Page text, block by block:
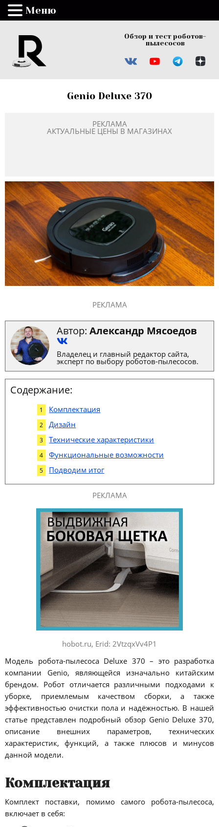
Обзор и тест роботов-
пылесосов
Genio Deluxe 370
РЕКЛАМА
АКТУАЛЬНЫЕ ЦЕНЫ В МАГАЗИНАХ
РЕКЛАМА
Автор: Александр Мясоедов
Владелец и главный редактор сайта,
эксперт по выбору роботов-пылесосов.
Содержание:
Комплектация
Дизайн
Технические характеристики
Функциональные возможности
Подводим итог
РЕКЛАМА
hobot.ru, Erid: 2VtzqxVv4P1
Модель робота-пылесоса Deluxe 370 – это разработка
компании Genio, являющейся изначально китайским
брендом. Робот отличается различными подходами к
уборке, приемлемым качеством сборки, а также
эффективностью очистки пола и надёжностью. В нашей
статье представлен подробный обзор Genio Deluxe 370,
описание внешних параметров, технических
характеристик, функций, а также плюсов и минусов
данной модели.
Комплектация
Комплект поставки, помимо самого робота-пылесоса,
включает в себя:
Меню